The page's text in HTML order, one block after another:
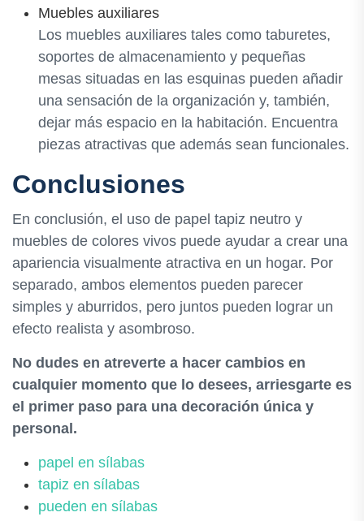
Muebles auxiliares
Los muebles auxiliares tales como taburetes,
soportes de almacenamiento y pequeñas
mesas situadas en las esquinas pueden añadir
una sensación de la organización y, también,
dejar más espacio en la habitación. Encuentra
piezas atractivas que además sean funcionales.
Conclusiones
En conclusión, el uso de papel tapiz neutro y
muebles de colores vivos puede ayudar a crear una
apariencia visualmente atractiva en un hogar. Por
separado, ambos elementos pueden parecer
simples y aburridos, pero juntos pueden lograr un
efecto realista y asombroso.
No dudes en atreverte a hacer cambios en
cualquier momento que lo desees, arriesgarte es
el primer paso para una decoración única y
personal.
papel en sílabas
tapiz en sílabas
pueden en sílabas